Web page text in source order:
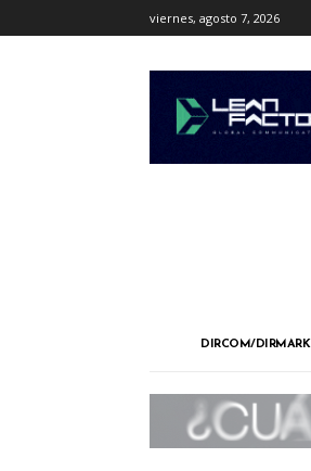
viernes, agosto 7, 2026
DIRCOM/DIRMARK